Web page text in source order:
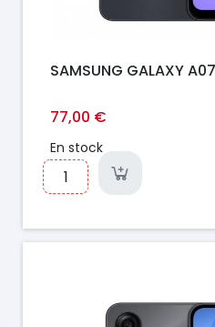
SAMSUNG GALAXY
77,00 €
En stock